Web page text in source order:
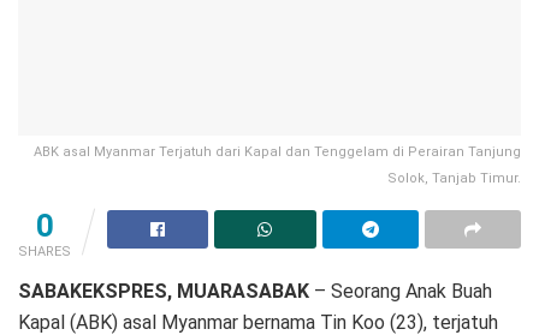
ABK asal Myanmar Terjatuh dari Kapal dan Tenggelam di Perairan Tanjung
Solok, Tanjab Timur.
0
SHARES
SABAKEKSPRES, MUARASABAK – Seorang Anak Buah
Kapal (ABK) asal Myanmar bernama Tin Koo (23), terjatuh